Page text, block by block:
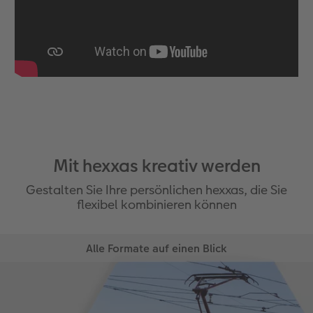
Mit hexxas kreativ werden
Gestalten Sie Ihre persönlichen hexxas, die Sie
flexibel kombinieren können